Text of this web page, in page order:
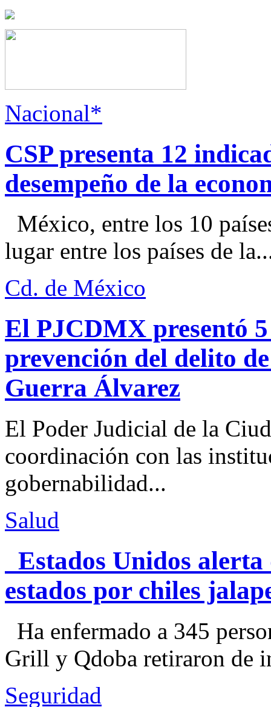
Nacional*
CSP presenta 12
desempeño de la
México, entre los 10
lugar entre los países de
Cd. de México
El PJCDMX presentó
prevención del delito
Guerra Álvarez
El Poder Judicial de la
coordinación con las
gobernabilidad...
Salud
Estados Unidos alerta
estados por chiles
Ha enfermado a 345
Grill y Qdoba retiraron de
Seguridad